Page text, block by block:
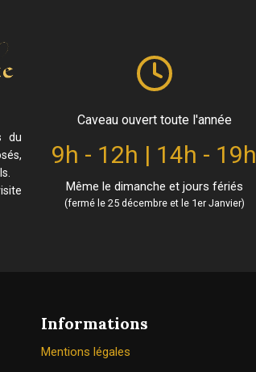
du
Caveau ouvert toute l'année
9h - 12h | 14h - 19h
Même le dimanche et jours fériés
(fermé le 25 décembre et le 1er Janvier)
Informations
Mentions légales